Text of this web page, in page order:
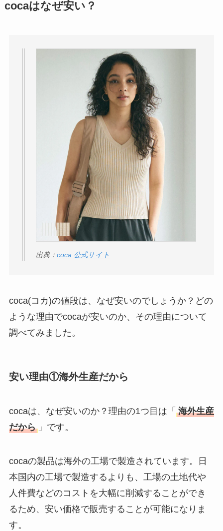
気？安く買う方法も
解説！
THE STEM CELL フ
ェイスマスクが安い
理由は？3つの理由と
口コミ・評判を紹
介！
想夫恋はなぜ高い？
人気の理由と安く買
える方法も解説！
アレクサンドルドゥ
パリはなぜ高い？な
テはなぜ高い？なぜ
人気？安く買える方
気？安く買える方法
The Rowはなぜ高
方法も解説！
cocaはなぜ安い？
出典： coca 公式サイト
coca(コカ)の値段は、なぜ安いのでしょうか？どの
ような理由でcocaが安いのか、その理由について
調べてみました。
安い理由①海外生産だから
cocaは、なぜ安いのか？理由の1つ目は「 海外生産
だから 」です。
cocaの製品は海外の工場で製造されています。日
本国内の工場で製造するよりも、工場の土地代や
人件費などのコストを大幅に削減することができ
るため、安い価格で販売することが可能になりま
す。